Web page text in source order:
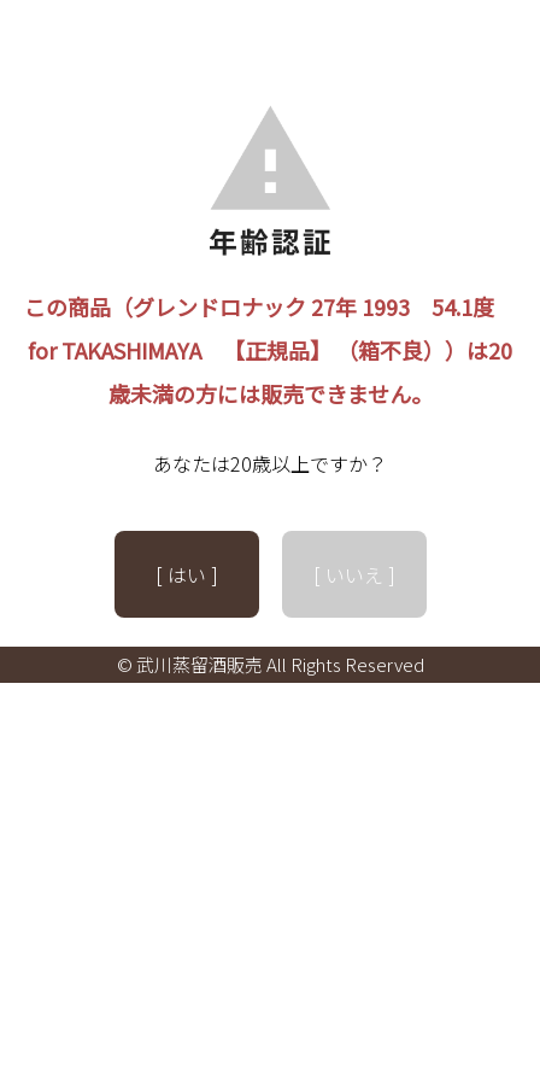
この商品（グレンドロナック 27年 1993 54.1度
for TAKASHIMAYA 【正規品】 （箱不良））は20
歳未満の方には販売できません。
あなたは20歳以上ですか？
[ はい ] [ いいえ ]
© 武川蒸留酒販売 All Rights Reserved